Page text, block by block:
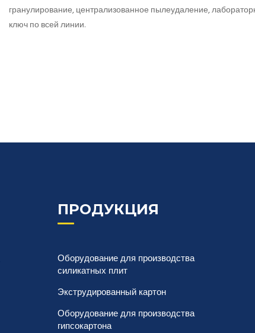
гранулирование, централизованное пылеудаление,
ключ по всей линии.
ПРОДУКЦИЯ
Оборудование для производства
силикатных плит
Экструдированный картон
Оборудование для производства
гипсокартона